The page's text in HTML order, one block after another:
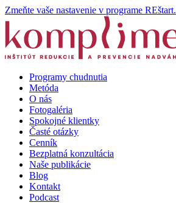
Zmeňte vaše nastavenie v programe REštart.
Programy chudnutia
Metóda
O nás
Fotogaléria
Spokojné klientky
Časté otázky
Cenník
Bezplatná konzultácia
Naše publikácie
Blog
Kontakt
Podcast